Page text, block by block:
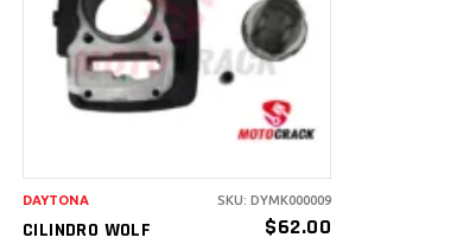
AÑADIR AL
CARRITO
CILINDRO WOLF
$62.00
DAYTONA SKU: DYMK000009